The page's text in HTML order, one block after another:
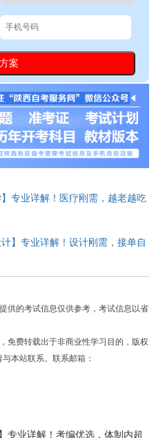
专业详解！医疗刚需，越老越吃
】专业详解！设计刚需，接单自
供的考试信息仅供参考，考试信息以省
免费转载出于非商业性学习目的，版权
本站联系。联系邮箱：
专业详解！考编优选，体制内超